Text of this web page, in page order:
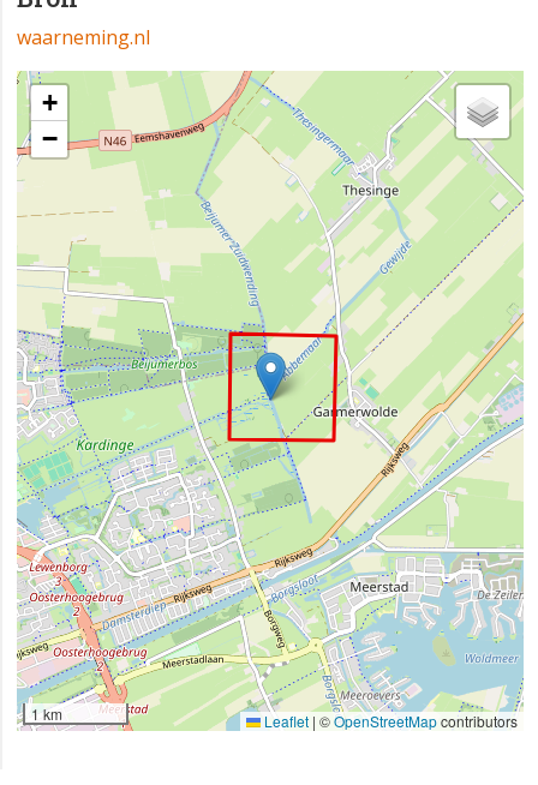
waarneming.nl
+
−
1 km Leaflet | ©OpenStreetMapcontributors